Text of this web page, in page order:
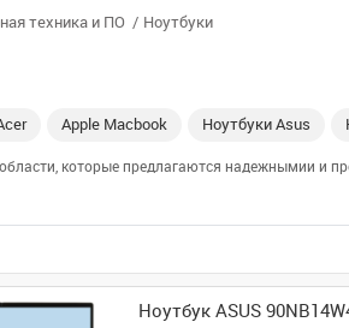
техника и ПО Ноутбуки
Apple Macbook Ноутбуки Asus
области, которые предлагаются надежнымии
Ноутбук ASUS